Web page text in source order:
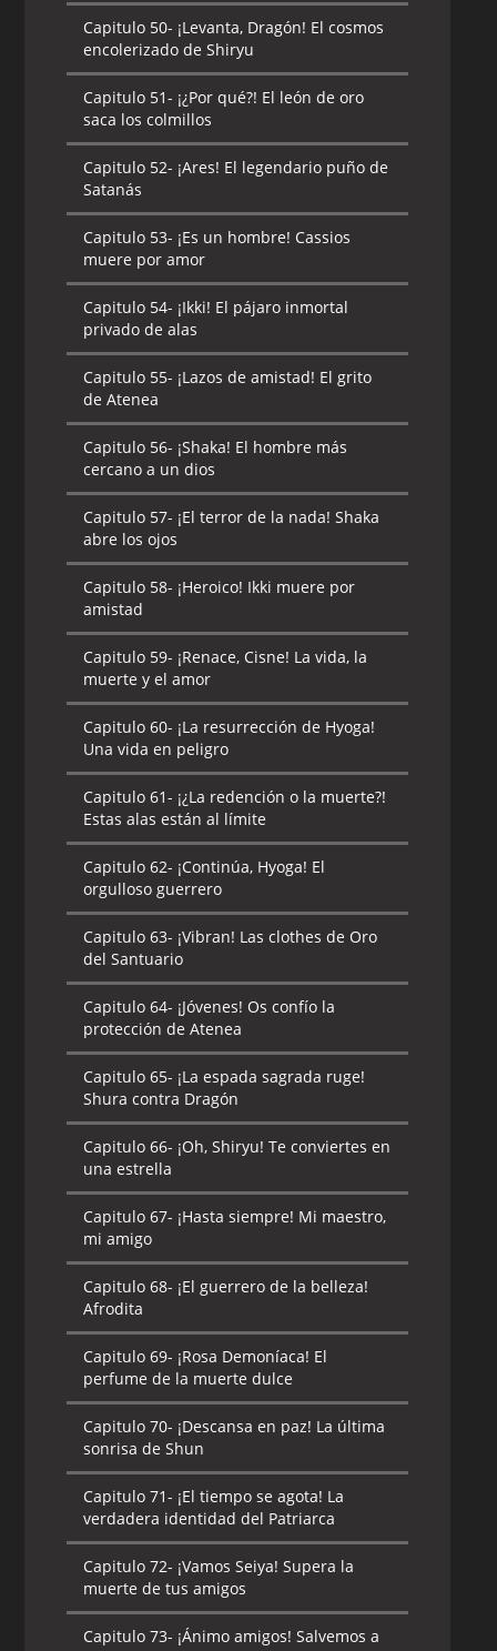
Capitulo 50- ¡Levanta, Dragón! El cosmos
encolerizado de Shiryu
Capitulo 51- ¡¿Por qué?! El león de oro
saca los colmillos
Capitulo 52- ¡Ares! El legendario puño de
Satanás
Capitulo 53- ¡Es un hombre! Cassios
muere por amor
Capitulo 54- ¡Ikki! El pájaro inmortal
privado de alas
Capitulo 55- ¡Lazos de amistad! El grito
de Atenea
Capitulo 56- ¡Shaka! El hombre más
cercano a un dios
Capitulo 57- ¡El terror de la nada! Shaka
abre los ojos
Capitulo 58- ¡Heroico! Ikki muere por
amistad
Capitulo 59- ¡Renace, Cisne! La vida, la
muerte y el amor
Capitulo 60- ¡La resurrección de Hyoga!
Una vida en peligro
Capitulo 61- ¡¿La redención o la muerte?!
Estas alas están al límite
Capitulo 62- ¡Continúa, Hyoga! El
orgulloso guerrero
Capitulo 63- ¡Vibran! Las clothes de Oro
del Santuario
Capitulo 64- ¡Jóvenes! Os confío la
protección de Atenea
Capitulo 65- ¡La espada sagrada ruge!
Shura contra Dragón
Capitulo 66- ¡Oh, Shiryu! Te conviertes en
una estrella
Capitulo 67- ¡Hasta siempre! Mi maestro,
mi amigo
Capitulo 68- ¡El guerrero de la belleza!
Afrodita
Capitulo 69- ¡Rosa Demoníaca! El
perfume de la muerte dulce
Capitulo 70- ¡Descansa en paz! La última
sonrisa de Shun
Capitulo 71- ¡El tiempo se agota! La
verdadera identidad del Patriarca
Capitulo 72- ¡Vamos Seiya! Supera la
muerte de tus amigos
Capitulo 73- ¡Ánimo amigos! Salvemos a